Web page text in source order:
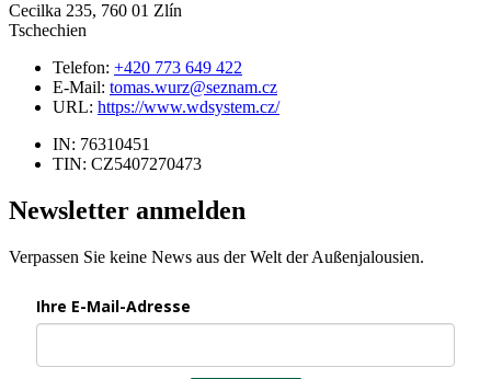
Cecilka 235, 760 01 Zlín
Tschechien
Telefon: +420 773 649 422
E-Mail: tomas.wurz@seznam.cz
URL: https://www.wdsystem.cz/
IN: 76310451
TIN: CZ5407270473
Newsletter anmelden
Verpassen Sie keine News aus der Welt der Außenjalousien.
Ihre E-Mail-Adresse